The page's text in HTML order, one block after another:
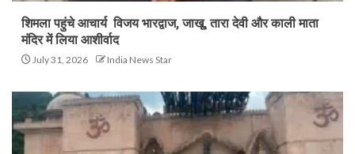
शिमला पहुंचे आचार्य विजय भारद्वाज, जाखू, तारा देवी और काली माता
मंदिर में लिया आशीर्वाद
July 31, 2026 India News Star